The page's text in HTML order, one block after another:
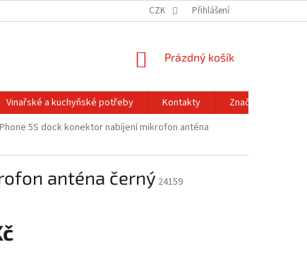
OSOBNÍCH ÚDAJŮ OBCHODNÍ PODMÍNKY
CZK Přihlášení
NÁKUPNÍ
Prázdný košík
Vinařské a kuchyňské potřeby Kontakty Značky
5S dock konektor nabíjení mikrofon anténa
anténa černý 24159